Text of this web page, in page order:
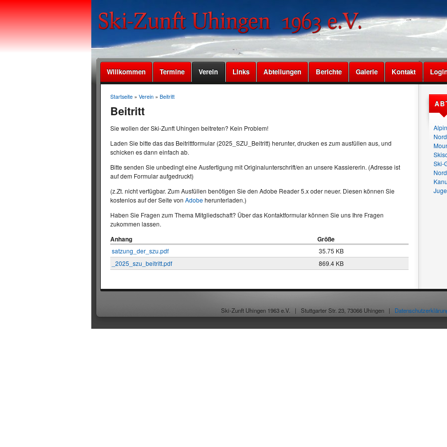
Willkommen Termine Verein Links Abteilungen Berichte Galerie Kontakt
Alpin
Ski-
Startseite» Verein» Beitritt
Beitritt
Sie wollen der Ski-Zunft Uhingen beitreten? Kein Problem!
Laden Sie bitte das das Beitrittformular (2025_SZU_Beitritt) herunter, drucken es zum ausfüllen aus, und
schicken es dann einfach ab.
Bitte senden Sie unbedingt eine Ausfertigung mit Originalunterschrift/en an unsere Kassiererin. (Adresse ist
auf dem Formular aufgedruckt)
(z.Zt. nicht verfügbar. Zum Ausfüllen benötigen Sie den Adobe Reader 5.x oder neuer. Diesen können Sie
kostenlos auf der Seite von Adobeherunterladen.)
Haben Sie Fragen zum Thema Mitgliedschaft? Über das Kontaktformular können Sie uns Ihre Fragen
zukommen lassen.
Anhang Größe
satzung_der_szu.pdf
35.75 KB
_2025_szu_beitritt.pdf
869.4 KB
Ski-Zunft Uhingen 1963 e.V. | Stuttgarter Str. 23, 73066 Uhingen |